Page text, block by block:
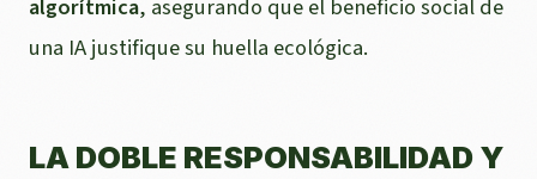
algorítmica, asegurando que el beneficio social de
una IA justifique su huella ecológica.
LA DOBLE RESPONSABILIDAD Y